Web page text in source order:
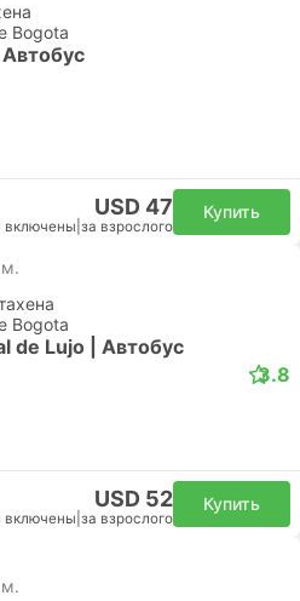
Bogota
USD 47
включены за взрослого
Купить
м.
Bogota
de Lujo | Автобус
3.8
USD 52
включены за взрослого
Купить
м.